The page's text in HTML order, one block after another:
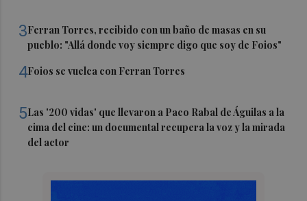
3Ferran Torres, recibido con un baño de masas en su
pueblo: "Allá donde voy siempre digo que soy de Foios"
4Foios se vuelca con Ferran Torres
5Las '200 vidas' que llevaron a Paco Rabal de Águilas a la
cima del cine: un documental recupera la voz y la mirada
del actor